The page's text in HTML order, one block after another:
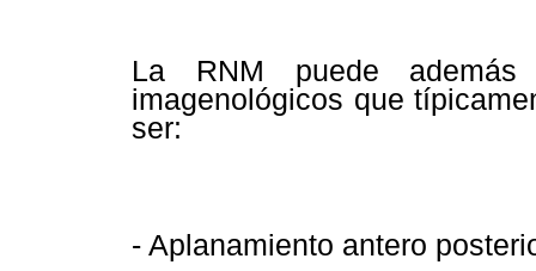
La RNM puede
imagenológicos que
ser:
- Aplanamiento antero